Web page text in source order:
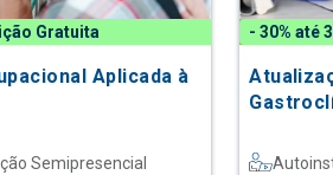
Gratuita
Aplicada à
Semipresencial
- 30% até